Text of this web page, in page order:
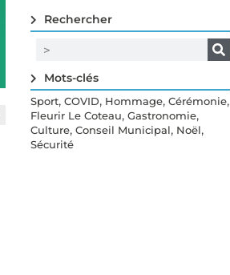
Rechercher
Mots-clés
Sport, COVID, Hommage, Cérémonie,
Fleurir Le Coteau, Gastronomie,
Culture, Conseil Municipal, Noël,
Sécurité